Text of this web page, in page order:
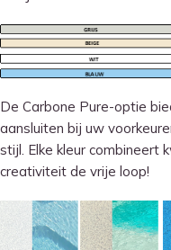
De Carbone Pure-optie
aansluiten bij uw
stijl. Elke kleur combineert
creativiteit de vrije loop!